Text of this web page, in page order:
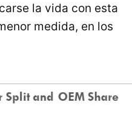
la vida con esta
medida, en los